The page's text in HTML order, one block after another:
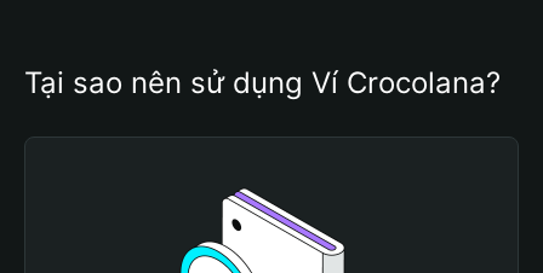
Tại sao nên sử dụng Ví Crocolana?